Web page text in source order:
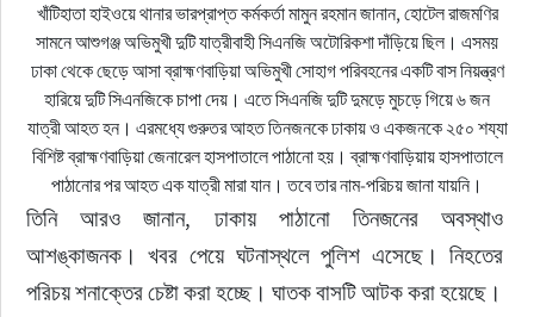
অন্যান্য
খাঁটিহাতা হাইওয়ে থানার ভারপ্রাপ্ত কর্মকর্তা মামুন রহমান জানান, হোটেল রাজমণির
সামনে আশুগঞ্জ অভিমুখী দুটি যাত্রীবাহী সিএনজি অটোরিকশা দাঁড়িয়ে ছিল। এসময়
ঢাকা থেকে ছেড়ে আসা ব্রাহ্মণবাড়িয়া অভিমুখী সোহাগ পরিবহনের একটি বাস নিয়ন্ত্রণ
হারিয়ে দুটি সিএনজিকে চাপা দেয়। এতে সিএনজি দুটি দুমড়ে মুচড়ে গিয়ে ৬ জন
যাত্রী আহত হন। এরমধ্যে গুরুতর আহত তিনজনকে ঢাকায় ও একজনকে ২৫০ শয্যা
বিশিষ্ট ব্রাহ্মণবাড়িয়া জেনারেল হাসপাতালে পাঠানো হয়। ব্রাহ্মণবাড়িয়ায় হাসপাতালে
পাঠানোর পর আহত এক যাত্রী মারা যান। তবে তার নাম-পরিচয় জানা যায়নি।
তিনি আরও জানান, ঢাকায় পাঠানো তিনজনের অবস্থাও
আশঙ্কাজনক। খবর পেয়ে ঘটনাস্থলে পুলিশ এসেছে। নিহতের
পরিচয় শনাক্তের চেষ্টা করা হচ্ছে। ঘাতক বাসটি আটক করা হয়েছে।